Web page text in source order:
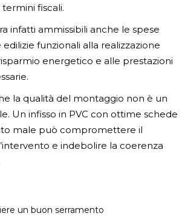
fiscali.
infatti ammissibili anche le spese
funzionali alla realizzazione
energetico e alle prestazioni
la qualità del montaggio non è un
Un infisso in PVC con ottime schede
male può compromettere il
e indebolire la coerenza
un buon serramento